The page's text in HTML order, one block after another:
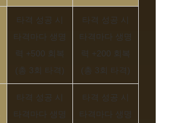
타격 성공 시
타격마다 생명
력 +500 회복
(총 3회 타격)
타격 성공 시
타격마다 생명
력 +200 회복
(총 3회 타격)
타격 성공 시
타격마다 생명
타격 성공 시
타격마다 생명